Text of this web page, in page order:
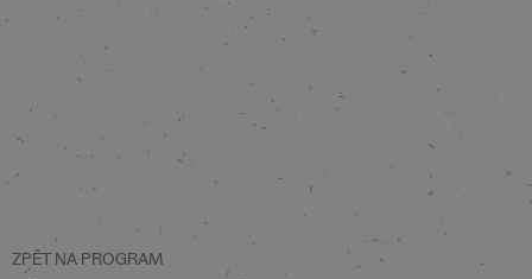
ZPĚT NA PROGRAM